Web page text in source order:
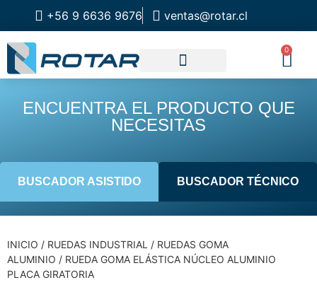
+56 9 6636 9676 ventas@rotar.cl
0
ENCUENTRA EL PRODUCTO QUE
NECESITAS
BUSCADOR ASISTIDO BUSCADOR TÉCNICO
INICIO / RUEDAS INDUSTRIAL / RUEDAS GOMA
ALUMINIO / RUEDA GOMA ELÁSTICA NÚCLEO ALUMINIO
PLACA GIRATORIA